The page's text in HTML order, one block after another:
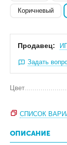
Коричневый
Продавец:
Задать
Цвет
СПИСОК
ОПИСАНИЕ